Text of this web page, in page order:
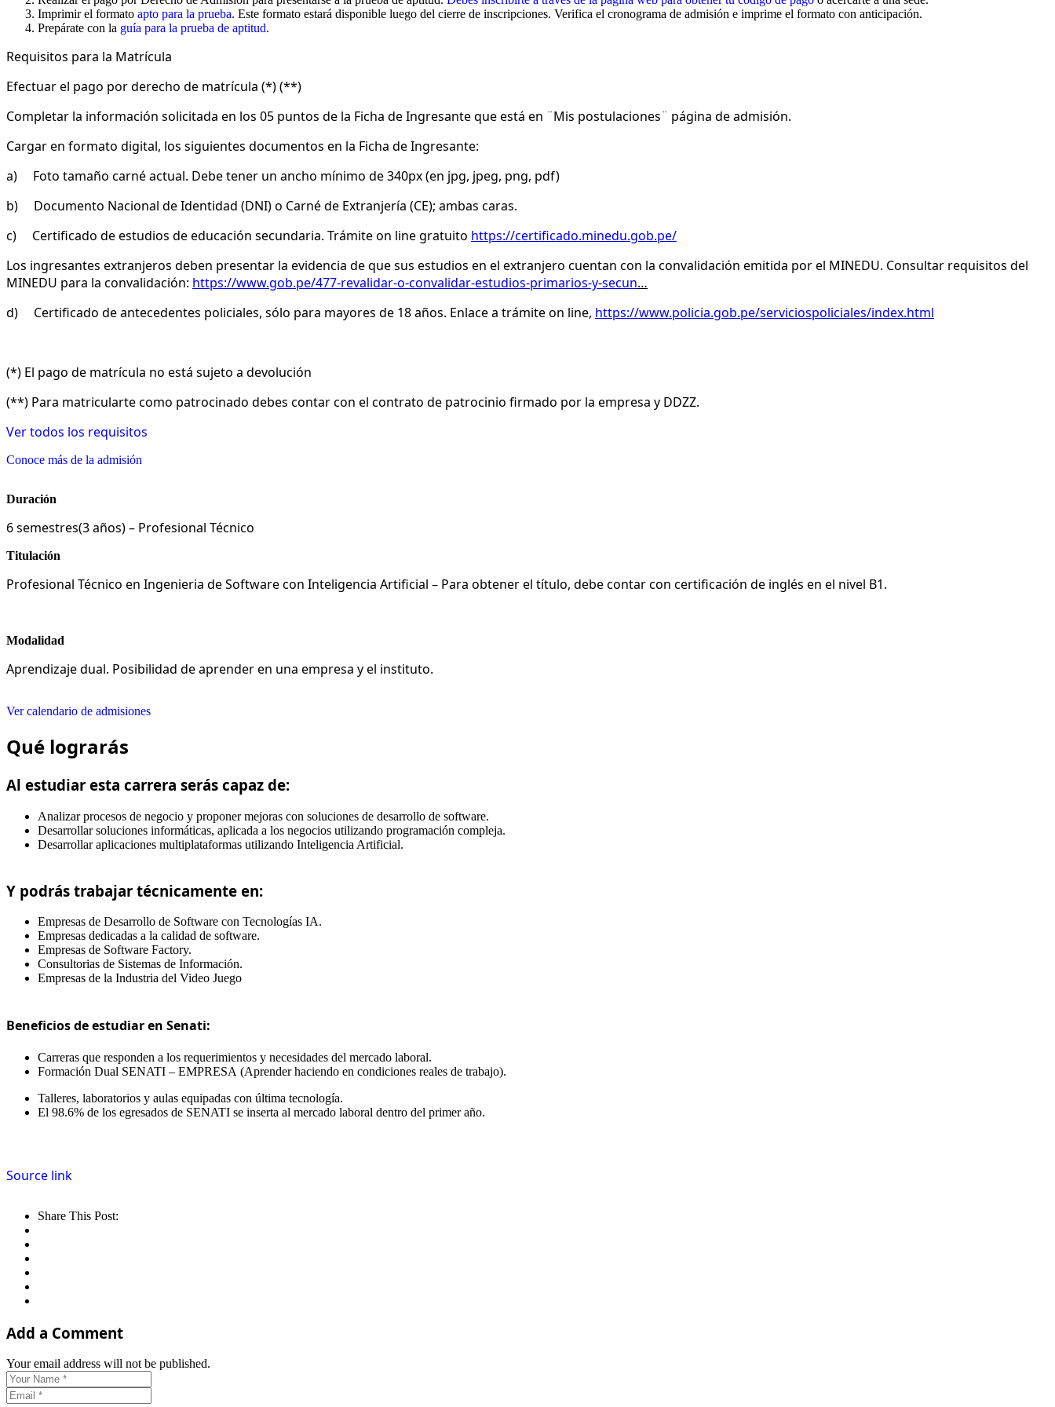
Imprimir el formato apto para la prueba. Este formato estará disponible luego del cierre de inscripciones. Verifica el cronograma de admisión e imprime el formato con anticipación.
Prepárate con la guía para la prueba de aptitud.
Requisitos para la Matrícula
Efectuar el pago por derecho de matrícula (*) (**)
Completar la información solicitada en los 05 puntos de la Ficha de Ingresante que está en ¨Mis postulaciones¨ página de admisión.
Cargar en formato digital, los siguientes documentos en la Ficha de Ingresante:
a) Foto tamaño carné actual. Debe tener un ancho mínimo de 340px (en jpg, jpeg, png, pdf)
b) Documento Nacional de Identidad (DNI) o Carné de Extranjería (CE); ambas caras.
c) Certificado de estudios de educación secundaria. Trámite on line gratuito https://certificado.minedu.gob.pe/
Los ingresantes extranjeros deben presentar la evidencia de que sus estudios en el extranjero cuentan con la convalidación emitida por el MINEDU. Consultar requisitos del
MINEDU para la convalidación: https://www.gob.pe/477-revalidar-o-convalidar-estudios-primarios-y-secun…
d) Certificado de antecedentes policiales, sólo para mayores de 18 años. Enlace a trámite on line, https://www.policia.gob.pe/serviciospoliciales/index.html
(*) El pago de matrícula no está sujeto a devolución
(**) Para matricularte como patrocinado debes contar con el contrato de patrocinio firmado por la empresa y DDZZ.
Ver todos los requisitos
Conoce más de la admisión
Duración
6 semestres(3 años) – Profesional Técnico
Titulación
Profesional Técnico en Ingenieria de Software con Inteligencia Artificial – Para obtener el título, debe contar con certificación de inglés en el nivel B1.
Modalidad
Aprendizaje dual. Posibilidad de aprender en una empresa y el instituto.
Ver calendario de admisiones
Qué lograrás
Al estudiar esta carrera serás capaz de:
Analizar procesos de negocio y proponer mejoras con soluciones de desarrollo de software.
Desarrollar soluciones informáticas, aplicada a los negocios utilizando programación compleja.
Desarrollar aplicaciones multiplataformas utilizando Inteligencia Artificial.
Y podrás trabajar técnicamente en:
Empresas de Desarrollo de Software con Tecnologías IA.
Empresas dedicadas a la calidad de software.
Empresas de Software Factory.
Consultorias de Sistemas de Información.
Empresas de la Industria del Video Juego
Beneficios de estudiar en Senati:
Carreras que responden a los requerimientos y necesidades del mercado laboral.
Formación Dual SENATI – EMPRESA (Aprender haciendo en condiciones reales de trabajo).
Talleres, laboratorios y aulas equipadas con última tecnología.
El 98.6% de los egresados de SENATI se inserta al mercado laboral dentro del primer año.
Source link
Share This Post:
Add a Comment
Your email address will not be published.